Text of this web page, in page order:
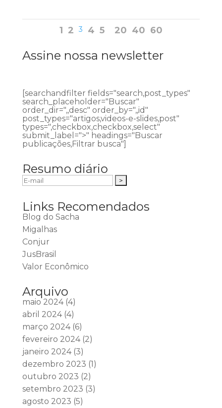
1 2 3 4 5 20 40 60
Assine nossa newsletter
[searchandfilter fields="search,post_types"
search_placeholder="Buscar"
order_dir=",,desc" order_by=",,id"
post_types="artigos,videos-e-slides,post"
types=",checkbox,checkbox,select"
submit_label=">" headings="Buscar
publicações,Filtrar busca"]
Resumo diário
Links Recomendados
Blog do Sacha
Migalhas
Conjur
JusBrasil
Valor Econômico
Arquivo
maio 2024(4)
abril 2024(4)
março 2024(6)
fevereiro 2024(2)
janeiro 2024(3)
dezembro 2023 (1)
outubro 2023 (2)
setembro 2023 (3)
agosto 2023 (5)